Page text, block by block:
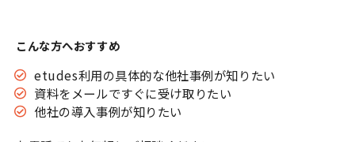
こんな方へおすすめ
etudes利用の具体的な他社事例が知りたい
資料をメールですぐに受け取りたい
他社の導入事例が知りたい